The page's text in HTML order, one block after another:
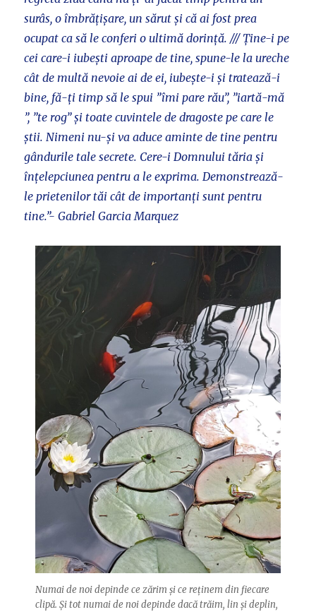
surâs, o îmbrățișare, un sărut și că ai fost prea
ocupat ca să le conferi o ultimă dorință. /// Ține-i pe
cei care-i iubești aproape de tine, spune-le la ureche
cât de multă nevoie ai de ei, iubește-i și tratează-i
bine, fă-ți timp să le spui ”îmi pare rău”, ”iartă-mă
”, ”te rog” și toate cuvintele de dragoste pe care le
știi. Nimeni nu-și va aduce aminte de tine pentru
gândurile tale secrete. Cere-i Domnului tăria și
înțelepciunea pentru a le exprima. Demonstrează-
le prietenilor tăi cât de importanți sunt pentru
tine.”- Gabriel Garcia Marquez
Numai de noi depinde ce zărim și ce reținem din fiecare
clipă. Și tot numai de noi depinde dacă trăim, lin și deplin,